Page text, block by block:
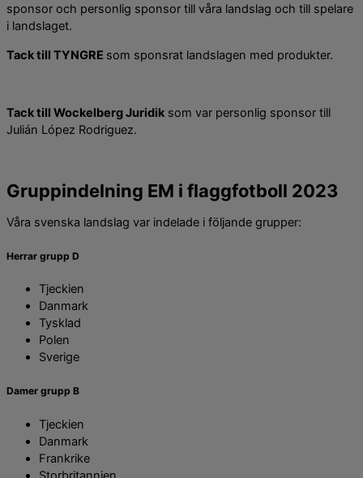
sponsor och personlig sponsor till våra landslag och till spelare
i landslaget.
Tack till TYNGRE som sponsrat landslagen med produkter.
Tack till Wockelberg Juridik som var personlig sponsor till
Julián López Rodriguez.
Gruppindelning EM i flaggfotboll 2023
Våra svenska landslag var indelade i följande grupper:
Herrar grupp D
Tjeckien
Danmark
Tysklad
Polen
Sverige
Damer grupp B
Tjeckien
Danmark
Frankrike